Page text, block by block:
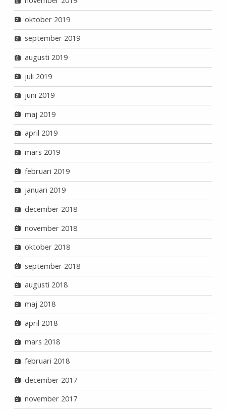
oktober 2019
september 2019
augusti 2019
juli 2019
juni 2019
maj 2019
april 2019
mars 2019
februari 2019
januari 2019
december 2018
november 2018
oktober 2018
september 2018
augusti 2018
maj 2018
april 2018
mars 2018
februari 2018
december 2017
november 2017